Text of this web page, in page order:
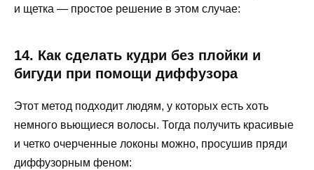
и щетка — простое решение в этом случае:
14. Как сделать кудри без плойки и
бигуди при помощи диффузора
Этот метод подходит людям, у которых есть хоть
немного вьющиеся волосы. Тогда получить красивые
и четко очерченные локоны можно, просушив пряди
диффузорным феном: